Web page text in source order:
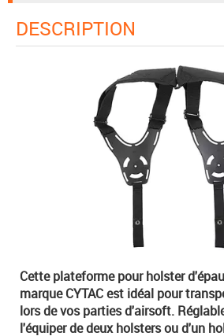
DESCRIPTION
Cette plateforme pour holster
marque CYTAC est idéal pour
lors de vos parties d'airsoft.
l'équiper de deux holsters ou d'un